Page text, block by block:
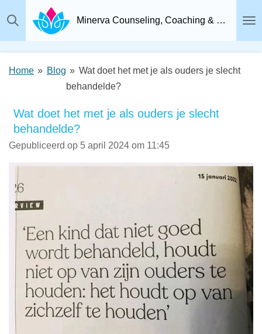
Ga
direct
hoofdinhoud
Minerva Counseling, Coaching & Relatietherapie, Psychosociaal Therapeut Breda
Home » Blog » Wat doet het met je als ouders je slecht
behandelde?
Wat doet het met je als ouders je slecht
behandelde?
Gepubliceerd op 5 april 2024 om 11:45